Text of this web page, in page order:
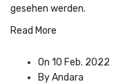
gesehen werden.
Read More
On 10 Feb. 2022
By Andara